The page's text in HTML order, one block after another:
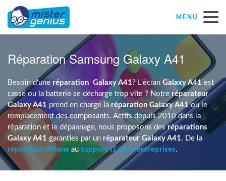
MENU
Réparations – Dépannages
Magasins informatiques toutes marques
Particulier
Indépendant
PME
Réparation Samsung Galaxy A41
Besoin d'une réparation Galaxy A41? L'écranGalaxy A41 est
cassé ou la batterie se décharge trop vite ? Notreréparateur
Galaxy A41 prend en charge la réparation Galaxy A41ou le
remplacement des composants. Actifs depuis 2010 dans la
réparation et le dépannage, nous proposons desréparations
Galaxy A41 garanties par un réparateur Galaxy A41. De la
réparation iPhone ausupport IT pour entreprises.